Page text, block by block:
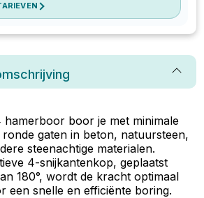
hamerboor boor je met minimale
gaten in beton, natuursteen,
steenachtige materialen.
4-snijkantenkop, geplaatst
180°, wordt de kracht optimaal
een snelle en efficiënte boring.